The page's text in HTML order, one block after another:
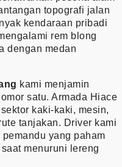
topografi jalan
kendaraan pribadi
rem blong
dengan medan
kami menjamin
satu. Armada Hiace
kaki-kaki, mesin,
tanjakan. Driver kami
yang paham
menuruni lereng